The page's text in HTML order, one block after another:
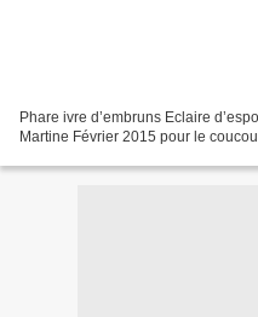
Phare ivre d’embruns Eclaire
Martine Février 2015 pour le